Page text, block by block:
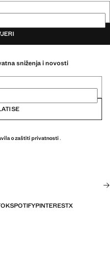
sniženja i novosti
SE
o zaštiti privatnosti .
SPOTIFYPINTERESTX